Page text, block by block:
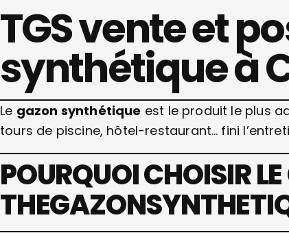
TGS vente et
synthétique à
Le gazon synthétique est le produit le plus
tours de piscine, hôtel-restaurant… fini
POURQUOI CHOISIR